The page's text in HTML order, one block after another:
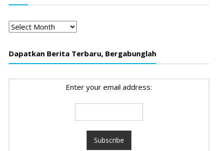
Arsip
Dapatkan Berita Terbaru, Bergabunglah
Enter your email address: